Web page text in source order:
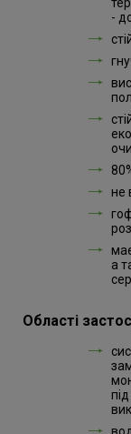
-
не
а
Області